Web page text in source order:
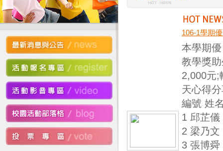
106-1學期
本學期
教學獎
2,000元;
天心得
編號 姓
1 邱芷
2 梁乃
3 張博